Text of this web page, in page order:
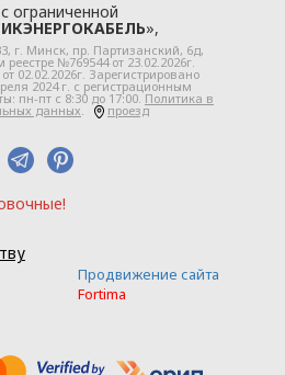
ограниченной
»,
, г. Минск, пр. Партизанский, 6д,
№769544 от 23.02.2026г.
02.02.2026г. Зарегистрировано
2024 г. с регистрационным
пн-пт с 8:30 до 17:00.Политика в
данных. проезд
Продвижение сайта
Fortima
в